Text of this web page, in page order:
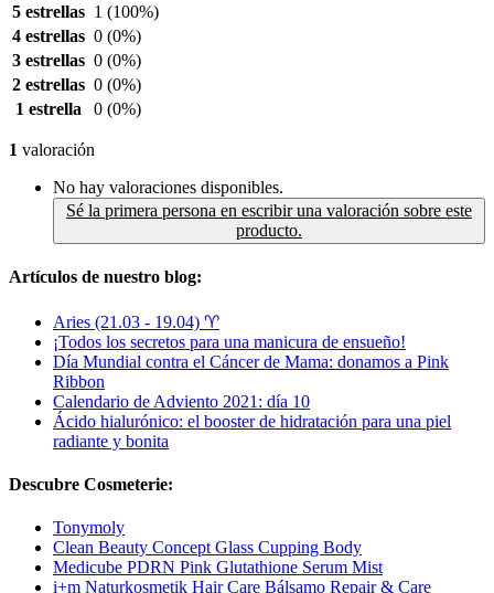
5 estrellas 1 (100%)
4 estrellas 0 (0%)
3 estrellas 0 (0%)
2 estrellas 0 (0%)
1 estrella
0 (0%)
1 valoración
No hay valoraciones disponibles.
Sé la primera persona en escribir una valoración sobre este
producto.
Artículos de nuestro blog:
Aries (21.03 - 19.04) ♈︎
¡Todos los secretos para una manicura de ensueño!
Día Mundial contra el Cáncer de Mama: donamos a Pink
Ribbon
Calendario de Adviento 2021: día 10
Ácido hialurónico: el booster de hidratación para una piel
radiante y bonita
Descubre Cosmeterie:
Tonymoly
Clean Beauty Concept Glass Cupping Body
Medicube PDRN Pink Glutathione Serum Mist
i+m Naturkosmetik Hair Care Bálsamo Repair & Care